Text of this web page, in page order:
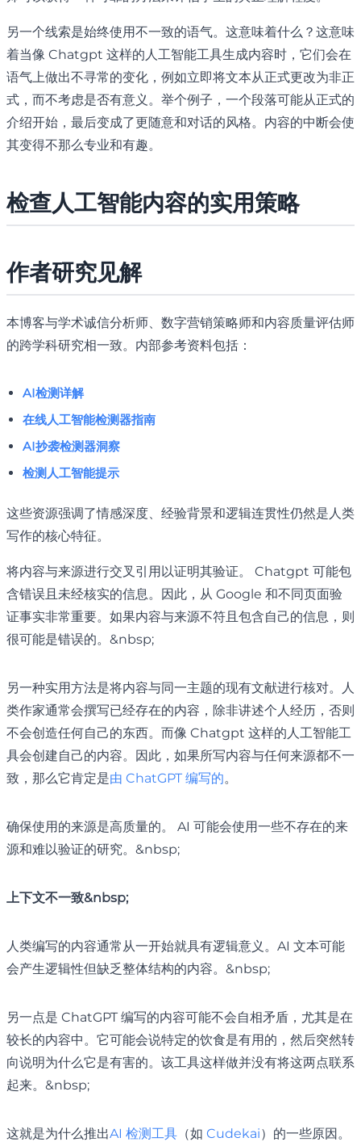
另一个线索是始终使用不一致的语气。这意味着什么？这意味
着当像 Chatgpt 这样的人工智能工具生成内容时，它们会在
语气上做出不寻常的变化，例如立即将文本从正式更改为非正
式，而不考虑是否有意义。举个例子，一个段落可能从正式的
介绍开始，最后变成了更随意和对话的风格。内容的中断会使
其变得不那么专业和有趣。
检查人工智能内容的实用策略
作者研究见解
本博客与学术诚信分析师、数字营销策略师和内容质量评估师
的跨学科研究相一致。内部参考资料包括：
AI检测详解
在线人工智能检测器指南
AI抄袭检测器洞察
检测人工智能提示
这些资源强调了情感深度、经验背景和逻辑连贯性仍然是人类
写作的核心特征。
将内容与来源进行交叉引用以证明其验证。 Chatgpt 可能包
含错误且未经核实的信息。因此，从 Google 和不同页面验
证事实非常重要。如果内容与来源不符且包含自己的信息，则
很可能是错误的。&nbsp;
另一种实用方法是将内容与同一主题的现有文献进行核对。人
类作家通常会撰写已经存在的内容，除非讲述个人经历，否则
不会创造任何自己的东西。而像 Chatgpt 这样的人工智能工
具会创建自己的内容。因此，如果所写内容与任何来源都不一
致，那么它肯定是由 ChatGPT 编写的。
确保使用的来源是高质量的。 AI 可能会使用一些不存在的来
源和难以验证的研究。&nbsp;
上下文不一致&nbsp;
人类编写的内容通常从一开始就具有逻辑意义。AI 文本可能
会产生逻辑性但缺乏整体结构的内容。&nbsp;
另一点是 ChatGPT 编写的内容可能不会自相矛盾，尤其是在
较长的内容中。它可能会说特定的饮食是有用的，然后突然转
向说明为什么它是有害的。该工具这样做并没有将这两点联系
起来。&nbsp;
这就是为什么推出AI 检测工具 （如 Cudekai）的一些原因。